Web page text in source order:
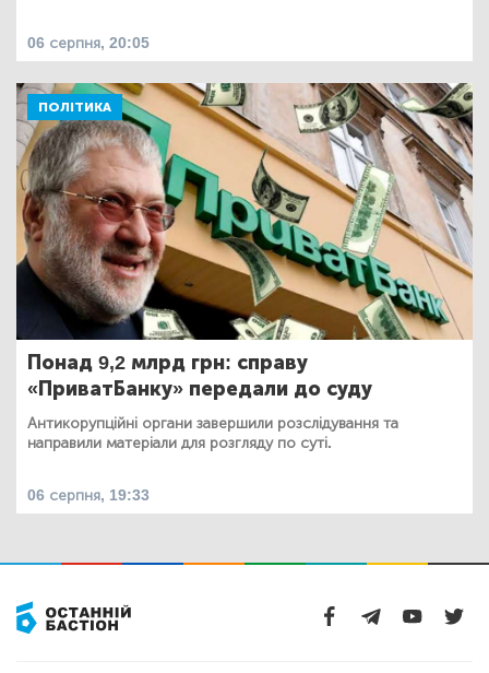
06 серпня, 20:05
ПОЛІТИКА
Понад 9,2 млрд грн: справу
«ПриватБанку» передали до суду
Антикорупційні органи завершили розслідування та
направили матеріали для розгляду по суті.
06 серпня, 19:33